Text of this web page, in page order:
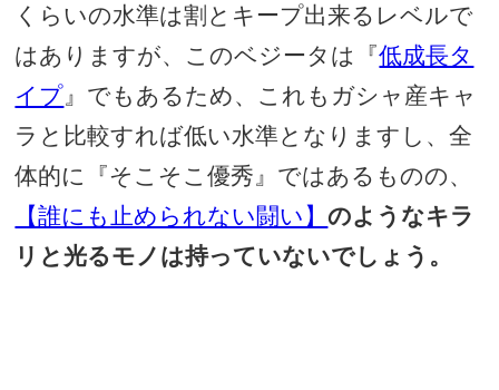
くらいの水準は割とキープ出来るレベルで
はありますが、このベジータは『低成長タ
イプ 』でもあるため、これもガシャ産キャ
ラと比較すれば低い水準となりますし、全
体的に『そこそこ優秀』ではあるものの、
【誰にも止められない闘い】のようなキラ
リと光るモノは持っていないでしょう。